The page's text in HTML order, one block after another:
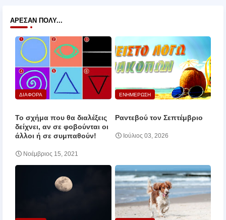
ΆΡΕΣΑΝ ΠΟΛΎ...
ΔΙΑΦΟΡΑ
Το σχήμα που θα διαλέξεις
δείχνει, αν σε φοβούνται οι
άλλοι ή σε συμπαθούν!
Νοέμβριος 15, 2021
ΕΝΗΜΕΡΩΣΗ
Ραντεβού τον Σεπτέμβριο
Ιούλιος 03, 2026